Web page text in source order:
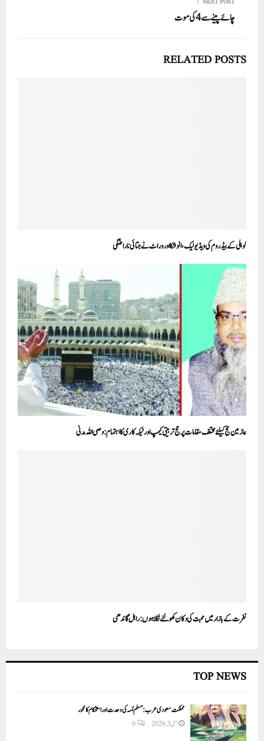
NEXT POST
چائے پینے سے 4کی موت
RELATED POSTS
کوہلی کے بیڈ روم کی ویڈیو لیک، انوشکا اور وراٹ نے جتائی ناراضگی
عازمین حج کیلئے مختلف مقامات پر حج تربیتی کیمپ اور ٹیکہ کاری کا اہتمام: وصی اللہ مدنی
نفرت کے بازار میں محبت کی دکان کھولنے نکلا ہوں: راہل گاندھی
TOP NEWS
مملکت سعودی عرب: مسلم اُمہ کی وحدت اور استحکام کا محور
مئی 3, 2026 0